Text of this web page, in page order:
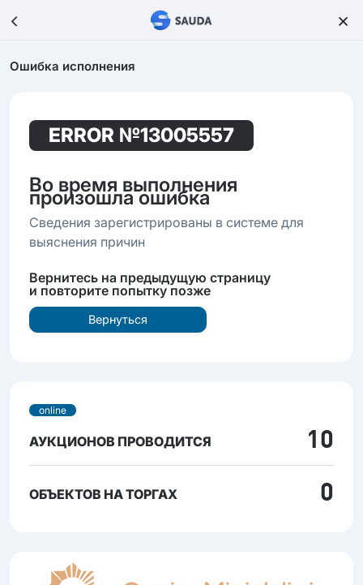
Ошибка исполнения
ERROR №13005557
Во время выполнения
произошла ошибка
Сведения зарегистрированы в системе для
выяснения причин
Вернитесь на предыдущую страницу
и повторите попытку позже
Вернуться
online
АУКЦИОНОВ ПРОВОДИТСЯ 10
ОБЪЕКТОВ НА ТОРГАХ 0